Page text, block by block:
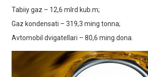
Tabiiy gaz – 12,6 mlrd kub.m;
Gaz kondensati – 319,3 ming tonna;
Avtomobil dvigatellari – 80,6 ming dona.